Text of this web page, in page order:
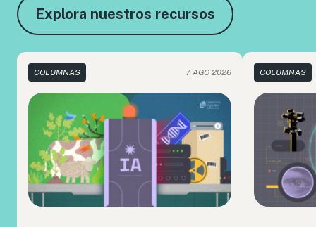
Explora nuestros recursos
COLUMNAS 7 AGO 2026 COLUMNAS